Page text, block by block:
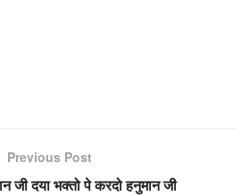
Previous Post
जी दया भक्तो पे करदो हनुमान जी